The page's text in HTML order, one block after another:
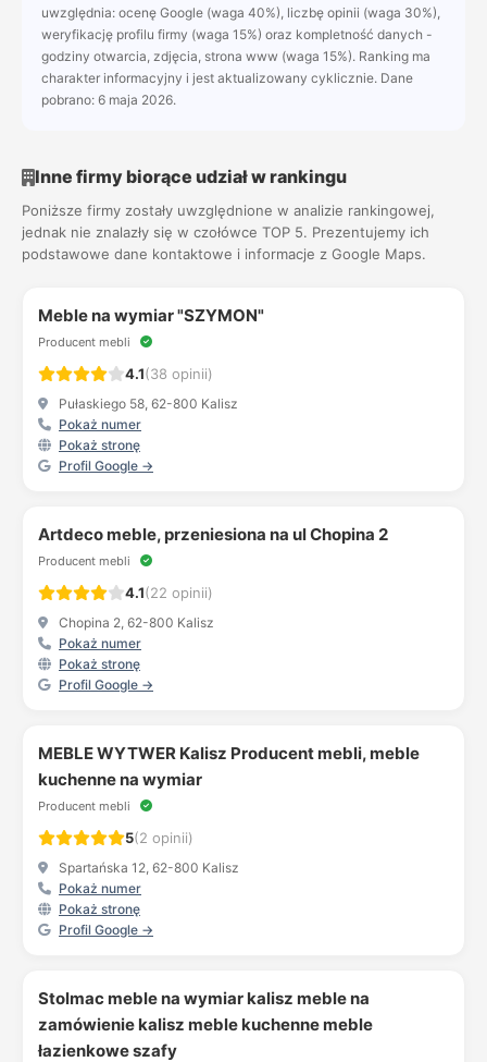
uwzględnia: ocenę Google (waga 40%), liczbę opinii (waga 30%),
weryfikację profilu firmy (waga 15%) oraz kompletność danych -
godziny otwarcia, zdjęcia, strona www (waga 15%). Ranking ma
charakter informacyjny i jest aktualizowany cyklicznie. Dane
pobrano: 6 maja 2026.
Inne firmy biorące udział w rankingu
Poniższe firmy zostały uwzględnione w analizie rankingowej,
jednak nie znalazły się w czołówce TOP 5. Prezentujemy ich
podstawowe dane kontaktowe i informacje z Google Maps.
Meble na wymiar "SZYMON"
Producent mebli
4.1(38 opinii)
Pułaskiego 58, 62-800 Kalisz
Pokaż numer
Pokaż stronę
Profil Google →
Artdeco meble, przeniesiona na ul Chopina 2
Producent mebli
4.1(22 opinii)
Chopina 2, 62-800 Kalisz
Pokaż numer
Pokaż stronę
Profil Google →
MEBLE WYTWER Kalisz Producent mebli, meble
kuchenne na wymiar
Producent mebli
5(2 opinii)
Spartańska 12, 62-800 Kalisz
Pokaż numer
Pokaż stronę
Profil Google →
Stolmac meble na wymiar kalisz meble na
zamówienie kalisz meble kuchenne meble
łazienkowe szafy